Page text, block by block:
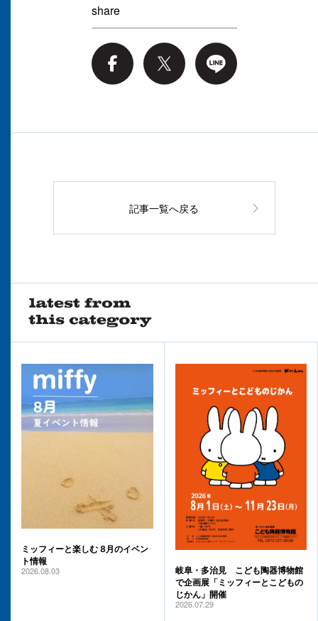
share
記事一覧へ戻る
ミッフィーと楽しむ 8月のイベン
ト情報
2026.08.03
岐阜・多治見 こども陶器博物館
で企画展「ミッフィーとこどもの
じかん」開催
2026.07.29